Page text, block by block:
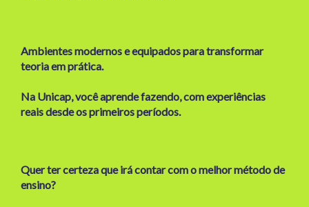
Ambientes modernos e equipados para transformar
teoria em prática.
Na Unicap, você aprende fazendo, com experiências
reais desde os primeiros períodos.
Quer ter certeza que irá contar com o melhor método de
ensino?